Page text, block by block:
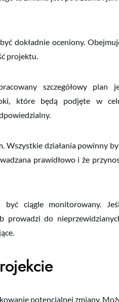
dokładnie oceniony. Obejmuje
projektu.
szczegółowy plan jej
które będą podjęte w celu
działania powinny być
prawidłowo i że przynosi
ciągle monitorowany. Jeśli
prowadzi do nieprzewidzianych
potencjalnej zmiany. Może